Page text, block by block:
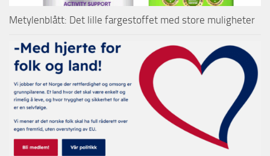
Metylenblått: Det lille fargestoffet med store muligheter